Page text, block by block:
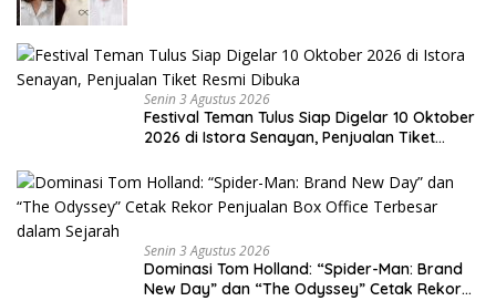
Senin 3 Agustus 2026
Festival Teman Tulus Siap Digelar 10 Oktober
2026 di Istora Senayan, Penjualan Tiket
Senin 3 Agustus 2026
Dominasi Tom Holland: “Spider-Man: Brand
New Day” dan “The Odyssey” Cetak Rekor